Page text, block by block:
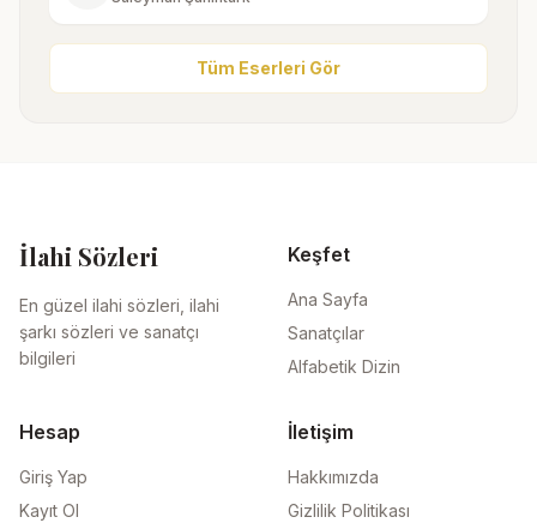
Tüm Eserleri Gör
İlahi Sözleri
En güzel ilahi sözleri, ilahi
şarkı sözleri ve sanatçı
bilgileri
Keşfet
Ana Sayfa
Sanatçılar
Alfabetik Dizin
Hesap
Giriş Yap
Kayıt Ol
İletişim
Hakkımızda
Gizlilik Politikası